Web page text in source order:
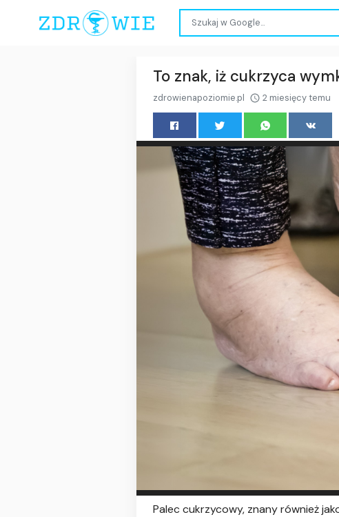
To znak, iż cukrzyca
zdrowienapoziomie.pl 2 miesięcy temu
Palec cukrzycowy, znany również